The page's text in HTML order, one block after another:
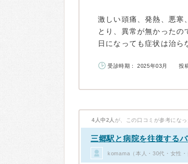
激しい頭痛、発熱、悪寒
とり、異常が無かった
日になっても症状は治ら
受診時期： 2025年03月 投
4人中2人 が、この口コミが参考にな
三郷駅と病院を往復する
komama（本人・30代・女性・